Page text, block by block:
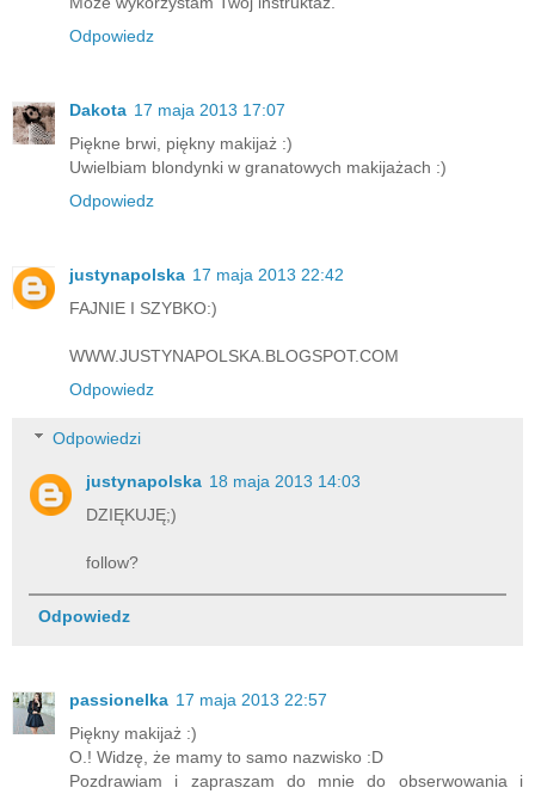
Odpowiedz
Dakota 17 maja 2013 17:07
Piękne brwi, piękny makijaż :)
Uwielbiam blondynki w granatowych makijażach :)
Odpowiedz
justynapolska 17 maja 2013 22:42
FAJNIE I SZYBKO:)
WWW.JUSTYNAPOLSKA.BLOGSPOT.COM
Odpowiedz
Odpowiedzi
justynapolska 18 maja 2013 14:03
DZIĘKUJĘ;)
follow?
Odpowiedz
passionelka 17 maja 2013 22:57
Piękny makijaż :)
O.! Widzę, że mamy to samo nazwisko :D
Pozdrawiam i zapraszam do mnie do obserwowania i